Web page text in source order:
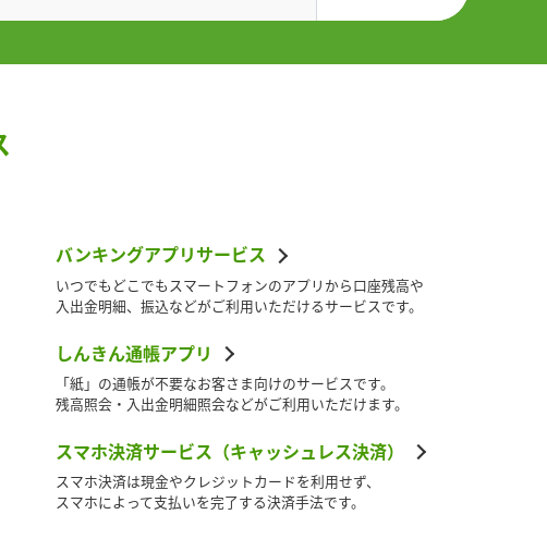
バンキングアプリサービス
いつでもどこでもスマートフォンのアプリから口座残高や
入出金明細、振込などがご利用いただけるサービスです。
しんきん通帳アプリ
「紙」の通帳が不要なお客さま向けのサービスです。
残高照会・入出金明細照会などがご利用いただけます。
スマホ決済サービス（キャッシュレス決済）
スマホ決済は現金やクレジットカードを利用せず、
スマホによって支払いを完了する決済手法です。